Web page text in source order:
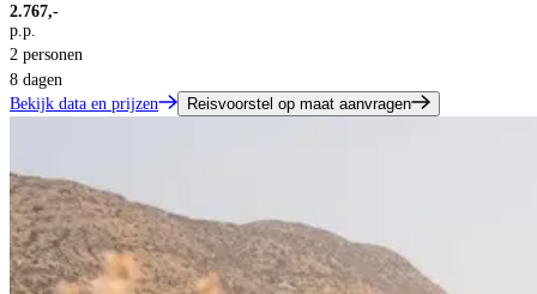
2.767,-
p.p.
2 personen
8 dagen
Bekijk data en prijzen
Reisvoorstel op maat aanvragen